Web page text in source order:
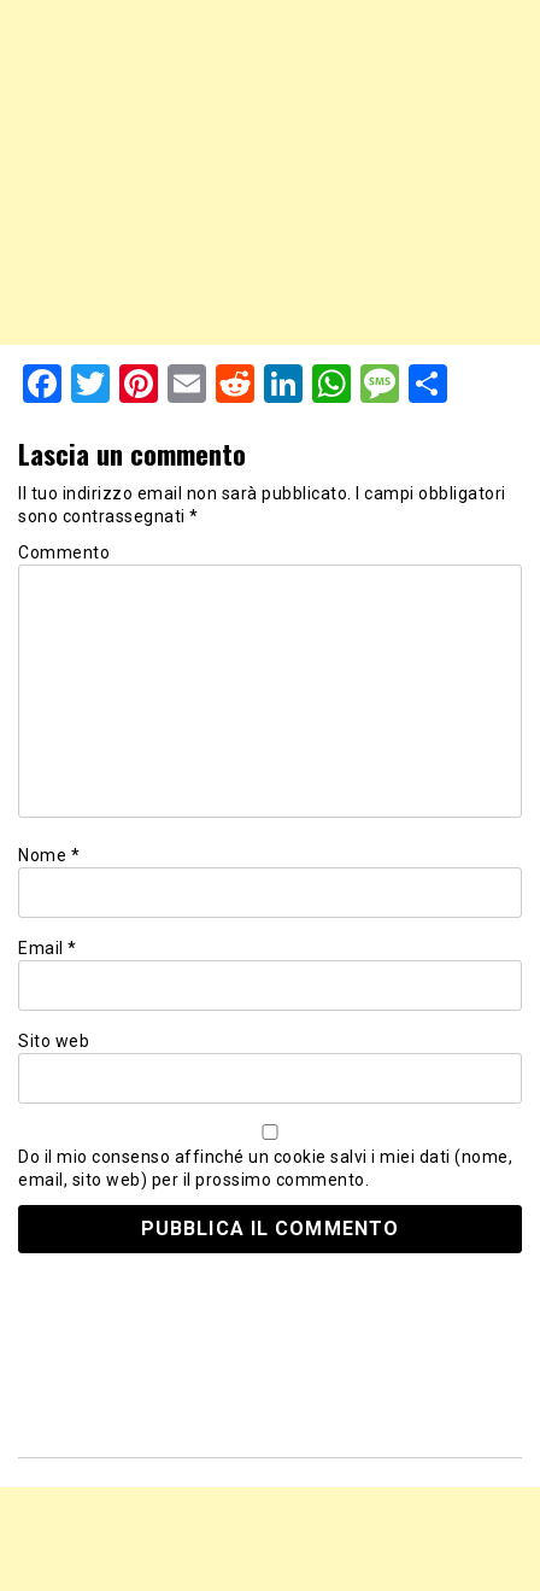
Facebook
Twitter
Pinterest
EmailRedditLinkedIn
WhatsApp
Lascia un commento
Il tuo indirizzo email non sarà pubblicato. I campi obbligatori
sono contrassegnati *
Commento
Nome *
Email *
Sito web
Do il mio consenso affinché un cookie salvi i miei dati (nome,
email, sito web) per il prossimo commento.